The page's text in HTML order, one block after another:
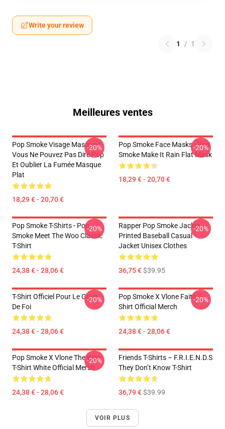
Write your review
1 / 1
Meilleures ventes
Pop Smoke Visage Masques
Vous Ne Pouvez Pas Dire Pop
Et Oublier La Fumée Masque
Plat
18,29 € - 20,70 €
-20%
Pop Smoke Face Masks - Pop
Smoke Make It Rain Flat Mask
18,29 € - 20,70 €
-20%
Pop Smoke T-Shirts - Pop
Smoke Meet The Woo Classic
T-Shirt
24,38 € - 28,06 €
-20%
Rapper Pop Smoke Jacket -
Printed Baseball Casual
Jacket Unisex Clothes
36,75 €$39.95
-20%
T-Shirt Officiel Pour Le Grain
De Foi
24,38 € - 28,06 €
-20%
Pop Smoke X Vlone Faith T-
Shirt Official Merch
24,38 € - 28,06 €
-20%
Pop Smoke X Vlone The Woo
T-Shirt White Official Mersh
24,38 € - 28,06 €
-20%
Friends T-Shirts – F.R.I.E.N.D.S
They Don’t Know T-Shirt
36,79 €$39.99
VOIR PLUS